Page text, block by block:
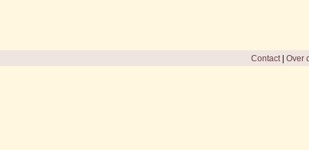
Contact| Over